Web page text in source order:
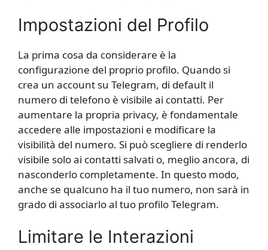
Impostazioni del Profilo
La prima cosa da considerare è la
configurazione del proprio profilo. Quando si
crea un account su Telegram, di default il
numero di telefono è visibile ai contatti. Per
aumentare la propria privacy, è fondamentale
accedere alle impostazioni e modificare la
visibilità del numero. Si può scegliere di renderlo
visibile solo ai contatti salvati o, meglio ancora, di
nasconderlo completamente. In questo modo,
anche se qualcuno ha il tuo numero, non sarà in
grado di associarlo al tuo profilo Telegram.
Limitare le Interazioni